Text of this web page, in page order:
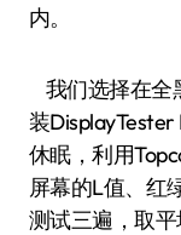
内。
我们选择在全
装
休眠，利用
屏幕的L值、红
测试三遍，取